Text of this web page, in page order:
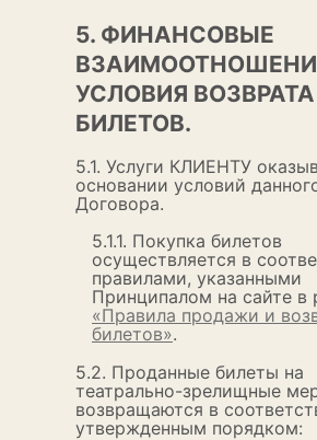
5. ФИНАНСОВЫЕ
УСЛОВИЯ ВОЗВРАТА
БИЛЕТОВ.
5.1. Услуги КЛИЕНТУ
основании условий
Договора.
5.1.1. Покупка билетов
осуществляется в
правилами, указанными
Принципалом на сайте в
«Правила продажи и
билетов».
5.2. Проданные билеты на
театрально-зрелищные
возвращаются в
утвержденным порядком: